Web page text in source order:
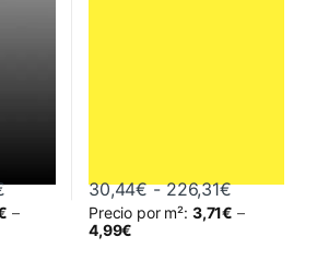
Rango de precios: desde 64,86€
–
variantes. Las opciones se
30,44€ - 226,31€Rango de
Precio por m²: 3,71€ –
4,99€
Este producto tiene múltiples